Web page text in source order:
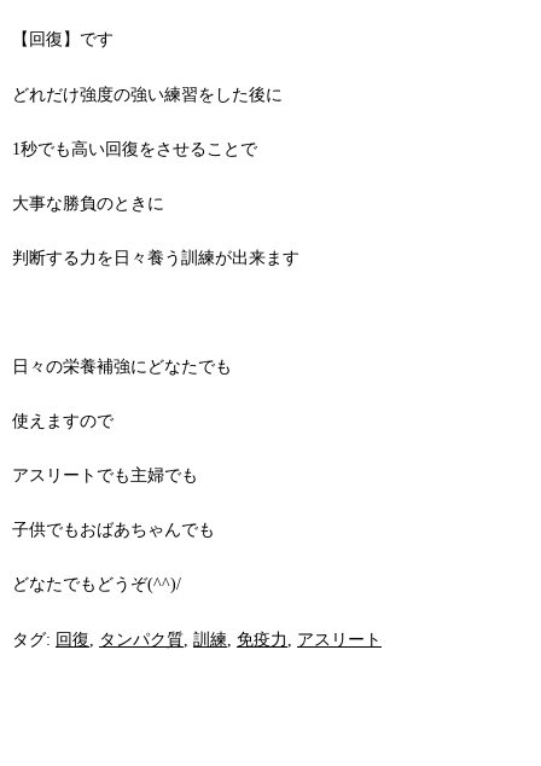
【回復】です
どれだけ強度の強い練習をした後に
1秒でも高い回復をさせることで
大事な勝負のときに
判断する力を日々養う訓練が出来ます
日々の栄養補強にどなたでも
使えますので
アスリートでも主婦でも
子供でもおばあちゃんでも
どなたでもどうぞ(^^)/
タグ: 回復 タンパク質 訓練 免疫力 アスリート